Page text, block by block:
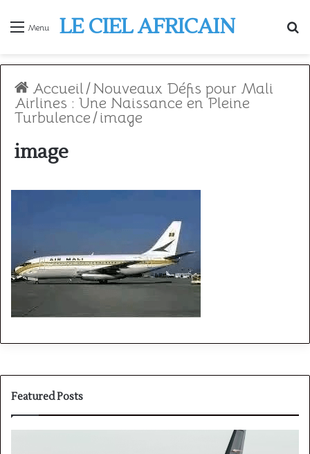
Menu LE CIEL AFRICAIN
Accueil/Nouveaux Défis pour Mali
Airlines : Une Naissance en Pleine
Turbulence/image
image
Featured Posts